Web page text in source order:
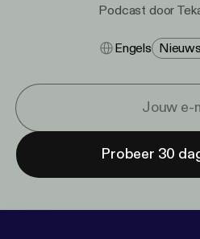
Podcast door
Engels
Probeer 30